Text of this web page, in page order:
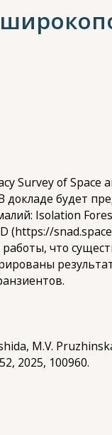
Survey of Space
докладе будет
Isolation
(https://
что
M.V.
2025, 100960.